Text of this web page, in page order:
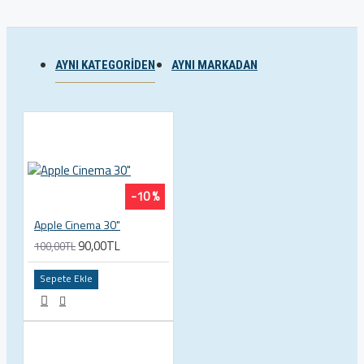
AYNI KATEGORIDEN AYNI MARKADAN
-10 %
Apple Cinema 30"
100,00TL90,00TL
Sepete Ekle